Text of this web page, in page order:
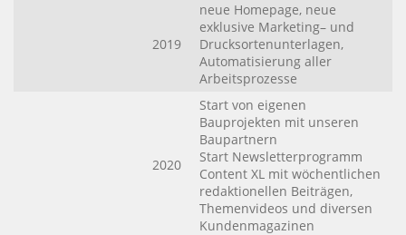
2019
neue Homepage, neue
exklusive Marketing– und
Drucksortenunterlagen,
Automatisierung aller
Arbeitsprozesse
2020
Start von eigenen
Bauprojekten mit unseren
Baupartnern
Start Newsletterprogramm
Content XL mit wöchentlichen
redaktionellen Beiträgen,
Themenvideos und diversen
Kundenmagazinen